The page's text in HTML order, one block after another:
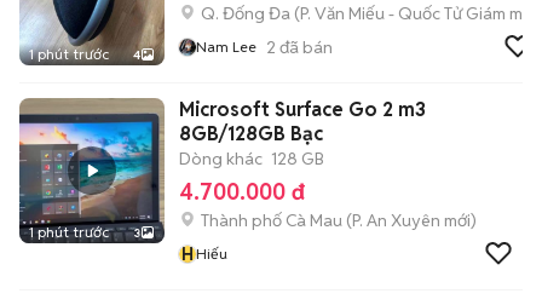
1 phút trước 4
Q. Đống Đa (P. Văn Miếu - Quốc Tử Giám mới)
Nam Lee 2 đã bán
1 phút trước 3
Microsoft Surface Go 2 m3
8GB/128GB Bạc
Dòng khác 128 GB
4.700.000 đ
Thành phố Cà Mau (P. An Xuyên mới)
HHiếu